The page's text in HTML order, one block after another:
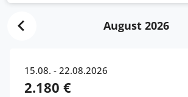
August 2026
15.08. - 22.08.2026
2.180 €